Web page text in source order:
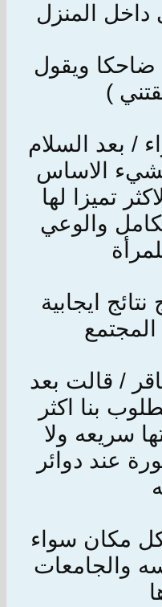
المنزل
ضاحكا ويقول
)
/ بعد السلام
الاساس
تميزا لها
والوعي
ايجابية
/ قالت بعد
بنا اكثر
سريعه ولا
عند دوائر
مكان سواء
والجامعات